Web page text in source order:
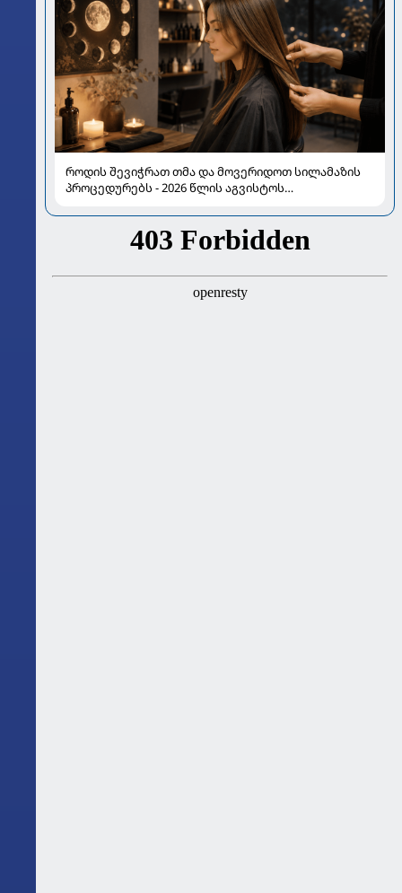
როდის შევიჭრათ თმა და მოვერიდოთ სილამაზის
პროცედურებს - 2026 წლის აგვისტოს